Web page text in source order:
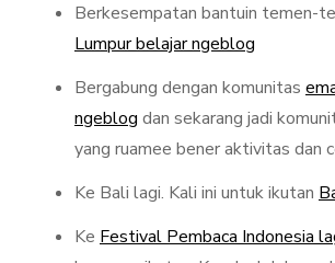
Berkesempatan bantuin temen-
Lumpur belajar ngeblog
Bergabung dengan komunitas
ngeblog dan sekarang jadi
yang ruamee bener aktivitas dan
Ke Bali lagi. Kali ini untuk ikutan
Ke Festival Pembaca Indonesia